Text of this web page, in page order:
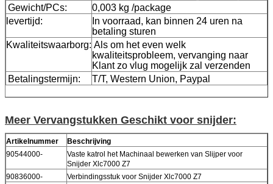
Gewicht/PCs:
0,003 kg /package
levertijd:
In voorraad, kan binnen 24 uren na
betaling sturen
Kwaliteitswaarborg: Als om het even welk
kwaliteitsprobleem, vervanging naar
Klant zo vlug mogelijk zal verzenden
Betalingstermijn:
T/T, Western Union, Paypal
Meer Vervangstukken Geschikt voor snijder:
Artikelnummer
Beschrijving
90544000-
Vaste katrol het Machinaal bewerken van Slijper voor
Snijder Xlc7000 Z7
90836000-
Verbindingsstuk voor Snijder Xlc7000 Z7